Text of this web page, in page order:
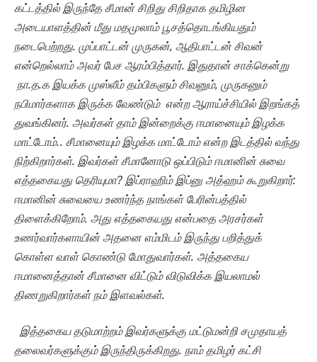
கட்டத்தில் இருந்தே சீமான் சிறிது சிறிதாக தமிழின
அடையாளத்தின் மீது மதமுலாம் பூசத்தொடங்கியதும்
நடைபெற்றது. முப்பாட்டன் முருகன், ஆதிபாட்டன் சிவன்
என்றெல்லாம் அவர் பேச ஆரம்பித்தார். இதுதான் சாக்கென்று
நா.த.க இயக்க முஸ்லீம் தம்பிகளும் சிவனும், முருகனும்
நபிமார்களாக இருக்க வேண்டும் என்ற ஆராய்ச்சியில் இறங்கத்
துவங்கினர். அவர்கள் தாம் இன்றைக்கு ஈமானையும் இழக்க
மாட்டோம்.. சீமானையும் இழக்க மாட்டோம் என்ற இடத்தில் வந்து
நிற்கிறார்கள். இவர்கள் சீமானோடு ஒப்பிடும் ஈமானின் சுவை
எத்தகையது தெரியுமா? இப்ராஹிம் இப்னு அத்ஹம் கூறுகிறார்:
ஈமானின் சுவையை உணர்ந்த நாங்கள் பேரின்பத்தில்
திளைக்கிறோம். அது எத்தகையது என்பதை அரசர்கள்
உணர்வார்களாயின் அதனை எம்மிடம் இருந்து பறித்துக்
கொள்ள வாள் கொண்டு மோதுவார்கள். அத்தகைய
ஈமானைத்தான் சீமானை விட்டும் விடுவிக்க இயலாமல்
திணறுகிறார்கள் நம் இளவல்கள்.
இத்தகைய தடுமாற்றம் இவர்களுக்கு மட்டுமன்றி சமுதாயத்
தலைவர்களுக்கும் இருந்திருக்கிறது. நாம் தமிழர் கட்சி